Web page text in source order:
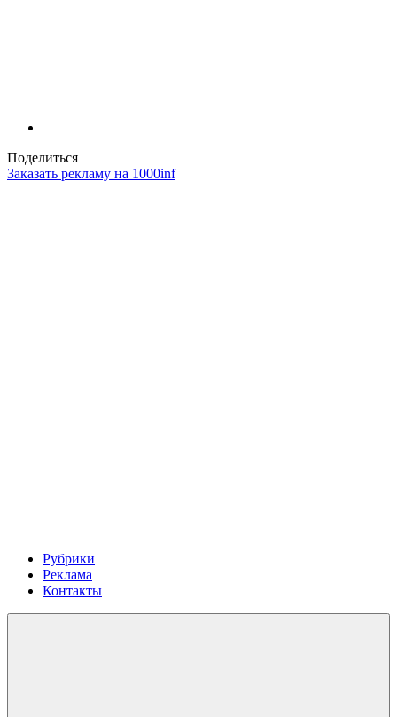
Поделиться
Заказать рекламу на 1000inf
Рубрики
Реклама
Контакты